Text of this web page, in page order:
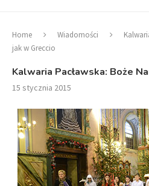
Home Wiadomości
jak w Greccio
Kalwaria Pacławska: Boże
15 stycznia 2015